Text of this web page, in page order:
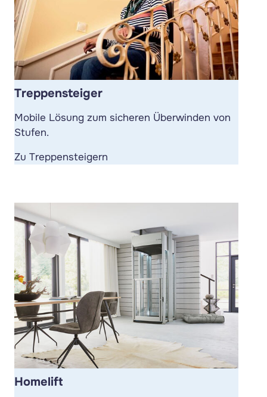
Treppensteiger
Mobile Lösung zum sicheren Überwinden von
Stufen.
Zu Treppensteigern
Homelift